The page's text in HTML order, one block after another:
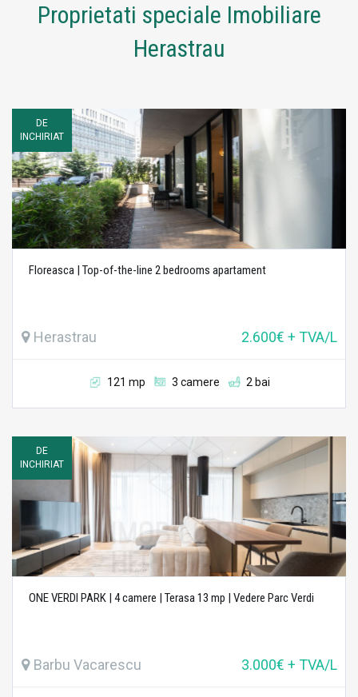
Proprietati speciale Imobiliare
Herastrau
DE
INCHIRIAT
Floreasca | Top-of-the-line 2 bedrooms apartament
Herastrau 2.600€ + TVA/L
121 mp 3 camere 2 bai
DE
INCHIRIAT
ONE VERDI PARK | 4 camere | Terasa 13 mp | Vedere Parc Verdi
Barbu Vacarescu 3.000€ + TVA/L